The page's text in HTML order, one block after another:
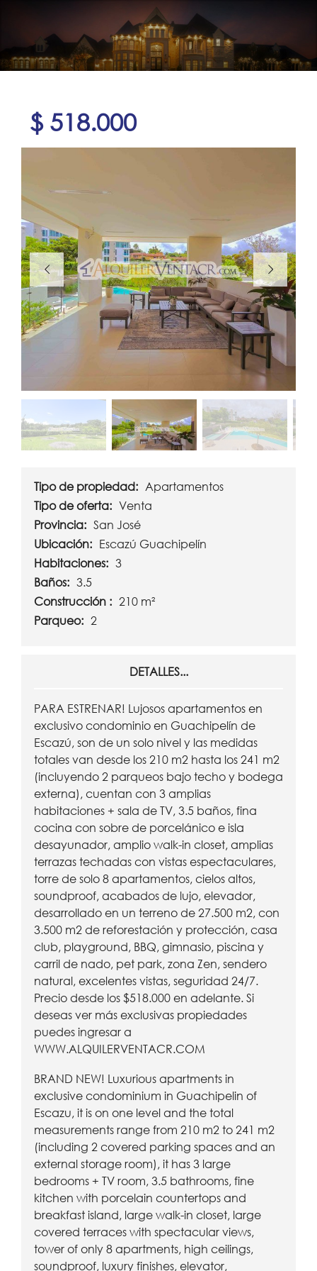
$ 518.000
Tipo de propiedad: Apartamentos
Tipo de oferta: Venta
Provincia: San José
Ubicación: Escazú Guachipelín
Habitaciones: 3
Baños: 3.5
Construcción : 210 m²
Parqueo: 2
DETALLES...
PARA ESTRENAR! Lujosos apartamentos en
exclusivo condominio en Guachipelín de
Escazú, son de un solo nivel y las medidas
totales van desde los 210 m2 hasta los 241 m2
(incluyendo 2 parqueos bajo techo y bodega
externa), cuentan con 3 amplias
habitaciones + sala de TV, 3.5 baños, fina
cocina con sobre de porcelánico e isla
desayunador, amplio walk-in closet, amplias
terrazas techadas con vistas espectaculares,
torre de solo 8 apartamentos, cielos altos,
soundproof, acabados de lujo, elevador,
desarrollado en un terreno de 27.500 m2, con
3.500 m2 de reforestación y protección, casa
club, playground, BBQ, gimnasio, piscina y
carril de nado, pet park, zona Zen, sendero
natural, excelentes vistas, seguridad 24/7.
Precio desde los $518.000 en adelante. Si
deseas ver más exclusivas propiedades
puedes ingresar a
WWW.ALQUILERVENTACR.COM
BRAND NEW! Luxurious apartments in
exclusive condominium in Guachipelin of
Escazu, it is on one level and the total
measurements range from 210 m2 to 241 m2
(including 2 covered parking spaces and an
external storage room), it has 3 large
bedrooms + TV room, 3.5 bathrooms, fine
kitchen with porcelain countertops and
breakfast island, large walk-in closet, large
covered terraces with spectacular views,
tower of only 8 apartments, high ceilings,
soundproof, luxury finishes, elevator,